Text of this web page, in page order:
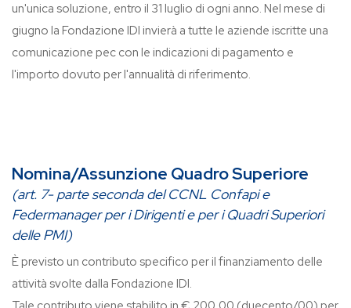
un'unica soluzione, entro il 31 luglio di ogni anno. Nel mese di
giugno la Fondazione IDI invierà a tutte le aziende iscritte una
comunicazione pec con le indicazioni di pagamento e
l'importo dovuto per l'annualità di riferimento.
Nomina/Assunzione Quadro Superiore
(art. 7- parte seconda del CCNL Confapi e
Federmanager per i Dirigenti e per i Quadri Superiori
delle PMI)
È previsto un contributo specifico per il finanziamento delle
attività svolte dalla Fondazione IDI.